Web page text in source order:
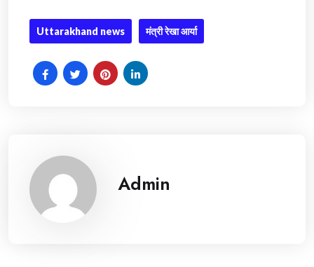
Uttarakhand news मंत्री रेखा आर्या
Admin